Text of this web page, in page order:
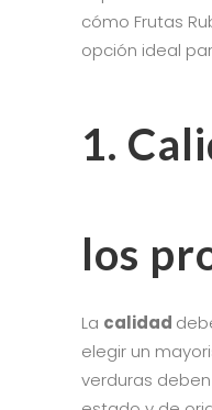
cómo Frutas
opción ideal
1.
los
La calidad
elegir un
verduras